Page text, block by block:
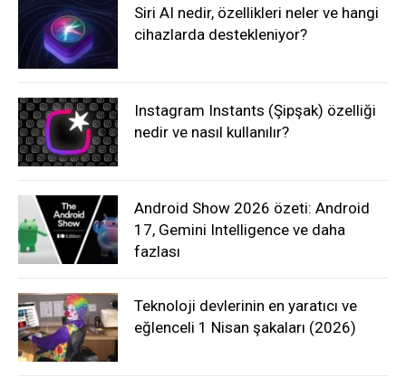
Siri AI nedir, özellikleri neler ve hangi
cihazlarda destekleniyor?
Instagram Instants (Şipşak) özelliği
nedir ve nasıl kullanılır?
Android Show 2026 özeti: Android
17, Gemini Intelligence ve daha
fazlası
Teknoloji devlerinin en yaratıcı ve
eğlenceli 1 Nisan şakaları (2026)